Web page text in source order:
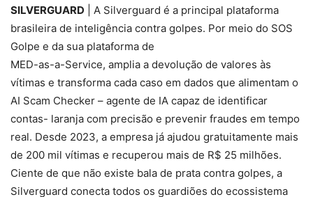
SILVERGUARD | A Silverguard é a principal plataforma
brasileira de inteligência contra golpes. Por meio do SOS
Golpe e da sua plataforma de
MED-as-a-Service, amplia a devolução de valores às
vítimas e transforma cada caso em dados que alimentam o
AI Scam Checker – agente de IA capaz de identificar
contas- laranja com precisão e prevenir fraudes em tempo
real. Desde 2023, a empresa já ajudou gratuitamente mais
de 200 mil vítimas e recuperou mais de R$ 25 milhões.
Ciente de que não existe bala de prata contra golpes, a
Silverguard conecta todos os guardiões do ecossistema